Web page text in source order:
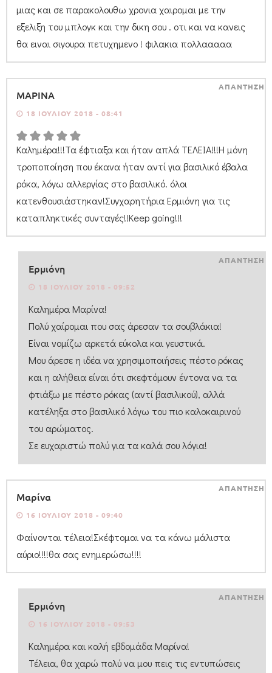
μιας και σε παρακολουθω χρονια χαιρομαι με την
εξελιξη του μπλογκ και την δικη σου . οτι και να κανεις
θα ειναι σιγουρα πετυχημενο ! φιλακια πολλααααα
ΜΑΡΙΝΑ
18 ΙΟΥΛΊΟΥ 2018 - 08:41
Καλημέρα!!!Τα έφτιαξα και ήταν απλά ΤΕΛΕΙΑ!!!Η μόνη
τροποποίηση που έκανα ήταν αντί για βασιλικό έβαλα
ρόκα, λόγω αλλεργίας στο βασιλικό. όλοι
κατενθουσιάστηκαν!Συγχαρητήρια Ερμιόνη για τις
καταπληκτικές συνταγές!!Keep going!!!
ΑΠΑΝΤΗΣΗ
Ερμιόνη
18 ΙΟΥΛΊΟΥ 2018 - 09:52
Καλημέρα Μαρίνα!
Πολύ χαίρομαι που σας άρεσαν τα σουβλάκια!
Είναι νομίζω αρκετά εύκολα και γευστικά.
Μου άρεσε η ιδέα να χρησιμοποιήσεις πέστο ρόκας
και η αλήθεια είναι ότι σκεφτόμουν έντονα να τα
φτιάξω με πέστο ρόκας (αντί βασιλικού), αλλά
κατέληξα στο βασιλικό λόγω του πιο καλοκαιρινού
του αρώματος.
Σε ευχαριστώ πολύ για τα καλά σου λόγια!
ΑΠΑΝΤΗΣΗ
Mαρίνα
16 ΙΟΥΛΊΟΥ 2018 - 09:40
Φαίνονται τέλεια!Σκέφτομαι να τα κάνω μάλιστα
αύριο!!!!θα σας ενημερώσω!!!!
ΑΠΑΝΤΗΣΗ
Ερμιόνη
16 ΙΟΥΛΊΟΥ 2018 - 09:53
Καλημέρα και καλή εβδομάδα Μαρίνα!
Τέλεια, θα χαρώ πολύ να μου πεις τις εντυπώσεις
ΑΠΑΝΤΗΣΗ